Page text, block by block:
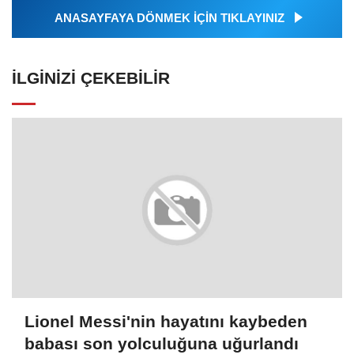
ANASAYFAYA DÖNMEK İÇİN TIKLAYINIZ
İLGINIZI ÇEKEBILIR
Lionel Messi'nin hayatını kaybeden
babası son yolculuğuna uğurlandı